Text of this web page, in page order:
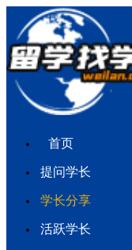
首页
提问学长
学长分享
活跃学长